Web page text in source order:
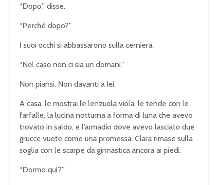
“Dopo,” disse.
“Perché dopo?”
I suoi occhi si abbassarono sulla cerniera.
“Nel caso non ci sia un domani.”
Non piansi. Non davanti a lei.
A casa, le mostrai le lenzuola viola, le tende con le
farfalle, la lucina notturna a forma di luna che avevo
trovato in saldo, e l’armadio dove avevo lasciato due
grucce vuote come una promessa. Clara rimase sulla
soglia con le scarpe da ginnastica ancora ai piedi.
“Dormo qui?”